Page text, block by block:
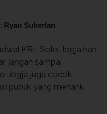
Ryan Suherlan
KRL Solo Jogja hari
jangan sampai
Jogja juga cocok
publik yang menarik